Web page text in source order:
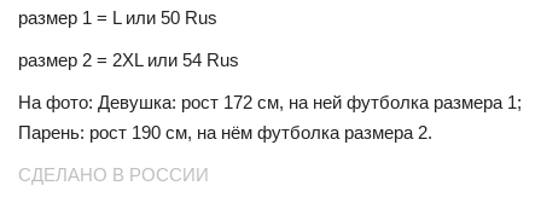
размер 1 = L или 50 Rus
размер 2 = 2XL или 54 Rus
На фото: Девушка: рост 172 см, на ней футболка размера 1;
Парень: рост 190 см, на нём футболка размера 2.
СДЕЛАНО В РОССИИ